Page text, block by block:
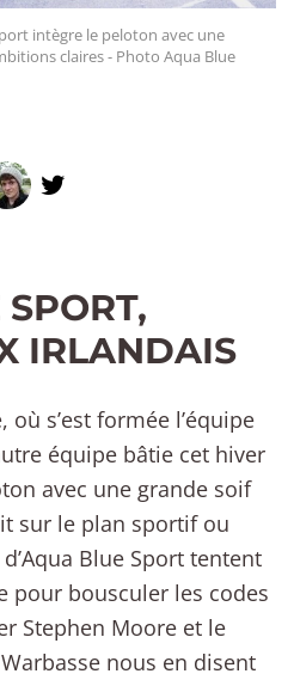
intègre le peloton avec une
claires - Photo Aqua Blue
IRLANDAIS
s’est formée l’équipe
équipe bâtie cet hiver
avec une grande soif
sur le plan sportif ou
Blue Sport tentent
pour bousculer les codes
Stephen Moore et le
nous en disent